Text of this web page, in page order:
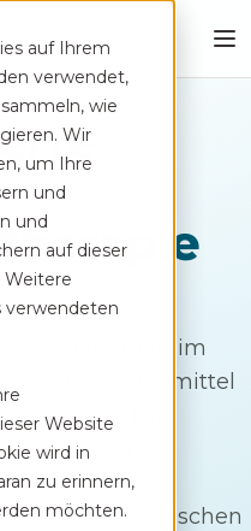
auf Ihrem
verwendet,
wie
Wir
um Ihre
und
und
auf dieser
Weitere
verwendeten
Website
wird in
zu erinnern,
möchten.
) dauerhaft im
für Arzneimittel
) gelistet. Die
auf dem
positiven
eines medizinischen